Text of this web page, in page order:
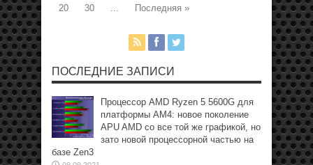
20
30 ... Последняя »
ПОСЛЕДНИЕ ЗАПИСИ
Процессор AMD Ryzen 5 5600G для
платформы АМ4: новое поколение
APU AMD со все той же графикой, но
зато новой процессорной частью на
базе Zen3